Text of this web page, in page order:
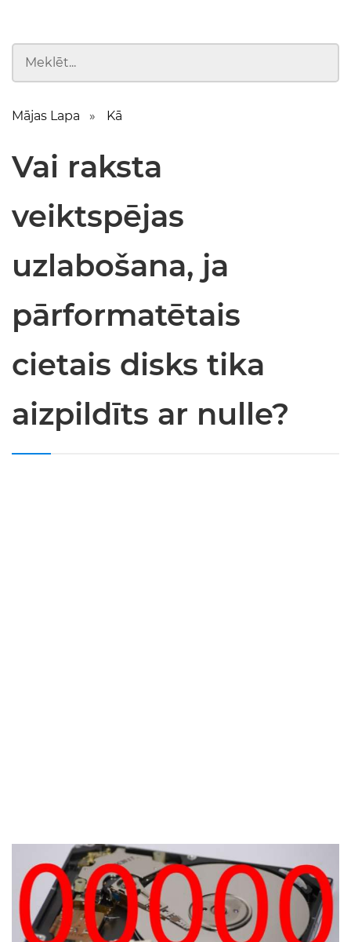
Mājas Lapa Kā
Vai raksta
veiktspējas
uzlabošana, ja
pārformatētais
cietais disks tika
aizpildīts ar nulle?